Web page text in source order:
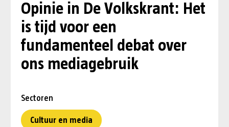
Opinie in De Volkskrant: Het
is tijd voor een
fundamenteel debat over
ons mediagebruik
Sectoren
Cultuur en media